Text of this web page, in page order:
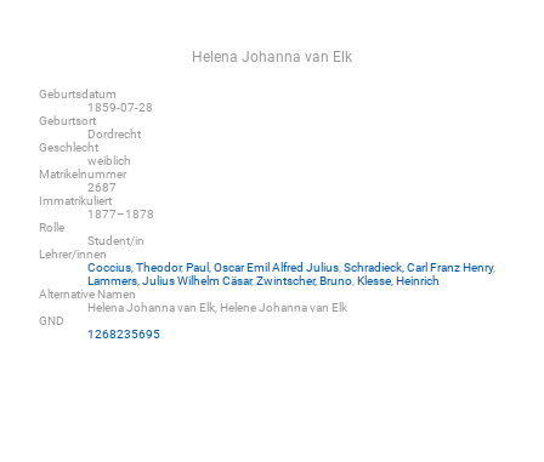
Helena Johanna van Elk
Geburtsdatum
1859-07-28
Geburtsort
Dordrecht
Geschlecht
weiblich
Matrikelnummer
2687
Immatrikuliert
1877–1878
Rolle
Student/in
Lehrer/innen
Coccius, Theodor,Paul, Oscar Emil Alfred Julius Schradieck, Carl Franz Henry,
Lammers, Julius Wilhelm Cäsar,Zwintscher, Bruno Klesse, Heinrich
Alternative Namen
Helena Johanna van Elk, Helene Johanna van Elk
GND
1268235695